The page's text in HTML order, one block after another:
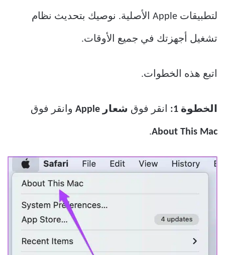
لتطبيقات Apple الأصلية. نوصيك بتحديث نظام
تشغيل أجهزتك في جميع الأوقات.
اتبع هذه الخطوات.
الخطوة 1: انقر فوق شعار Apple وانقر فوق
About This Mac
.